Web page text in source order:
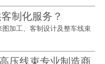
制化服务？
加工、客制设计及整车线束
压线束专业制造商